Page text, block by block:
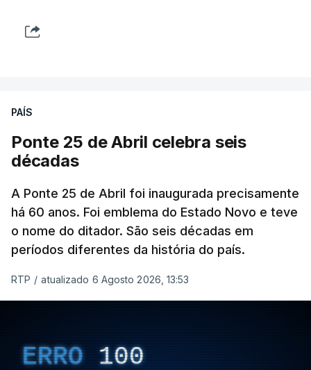
PAÍS
Ponte 25 de Abril celebra seis
décadas
A Ponte 25 de Abril foi inaugurada precisamente
há 60 anos. Foi emblema do Estado Novo e teve
o nome do ditador. São seis décadas em
períodos diferentes da história do país.
RTP / atualizado 6 Agosto 2026, 13:53
ERRO 100